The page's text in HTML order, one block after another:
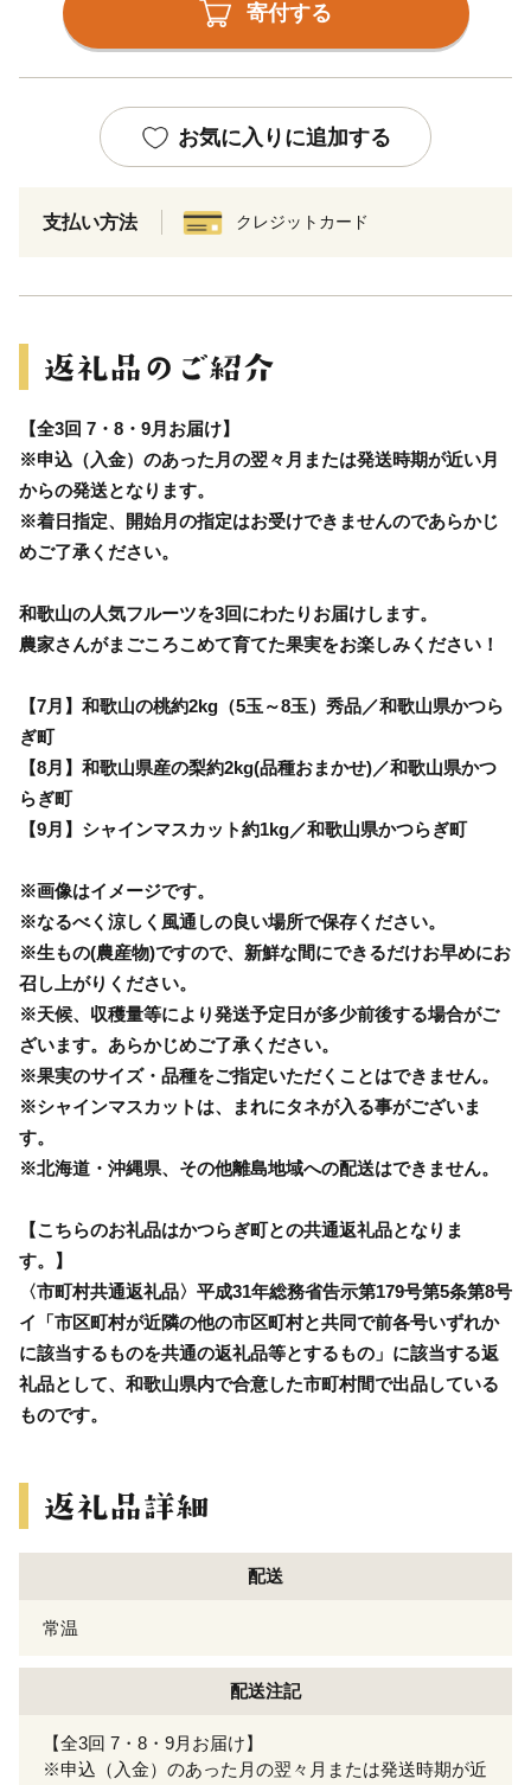
寄付する
お気に入りに追加する
支払い方法 クレジットカード
【全3回 7・8・9月お届け】
※申込（入金）のあった月の翌々月または発送時期が近い月
からの発送となります。
※着日指定、開始月の指定はお受けできませんのであらかじ
めご了承ください。
和歌山の人気フルーツを3回にわたりお届けします。
農家さんがまごころこめて育てた果実をお楽しみください！
【7月】和歌山の桃約2kg（5玉～8玉）秀品／和歌山県かつら
ぎ町
【8月】和歌山県産の梨約2kg(品種おまかせ)／和歌山県かつ
らぎ町
【9月】シャインマスカット約1kg／和歌山県かつらぎ町
※画像はイメージです。
※なるべく涼しく風通しの良い場所で保存ください。
※生もの(農産物)ですので、新鮮な間にできるだけお早めにお
召し上がりください。
※天候、収穫量等により発送予定日が多少前後する場合がご
ざいます。あらかじめご了承ください。
※果実のサイズ・品種をご指定いただくことはできません。
※シャインマスカットは、まれにタネが入る事がございま
す。
※北海道・沖縄県、その他離島地域への配送はできません。
【こちらのお礼品はかつらぎ町との共通返礼品となりま
す。】
〈市町村共通返礼品〉平成31年総務省告示第179号第5条第8号
イ「市区町村が近隣の他の市区町村と共同で前各号いずれか
に該当するものを共通の返礼品等とするもの」に該当する返
礼品として、和歌山県内で合意した市町村間で出品している
ものです。
配送
常温
配送注記
【全3回 7・8・9月お届け】
※申込（入金）のあった月の翌々月または発送時期が近